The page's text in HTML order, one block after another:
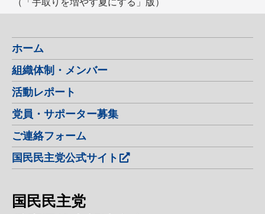
（「手取りを増やす夏にする」版）
ホーム
組織体制・メンバー
活動レポート
党員・サポーター募集
ご連絡フォーム
国民民主党公式サイト
国民民主党